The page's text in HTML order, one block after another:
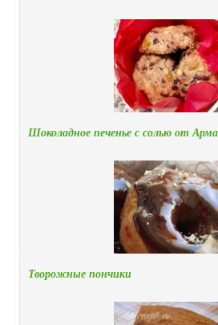
Шоколадное печенье с солью от
Творожные пончики